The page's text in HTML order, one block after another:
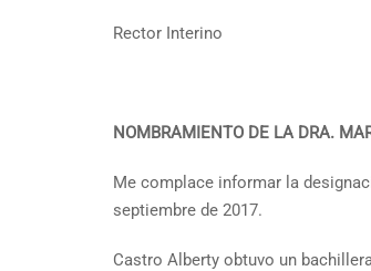
Rector Interino
NOMBRAMIENTO DE LA DRA.
Me complace informar la
septiembre de 2017.
Castro Alberty obtuvo un